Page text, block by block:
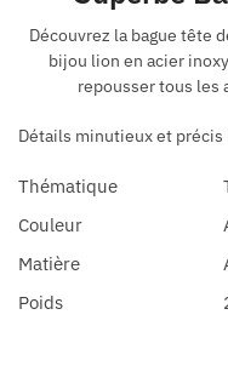
Découvrez la bague tête
bijou lion en acier
repousser tous les
Détails minutieux et précis
Thématique
Couleur
Matière
Poids